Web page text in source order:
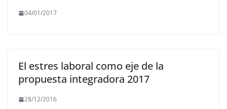
04/01/2017
El estres laboral como eje de la
propuesta integradora 2017
28/12/2016